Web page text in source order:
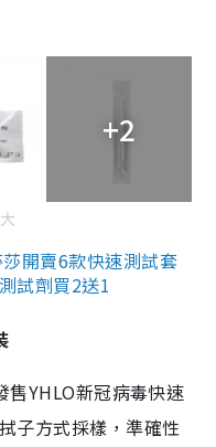
+2
開賣6款快速測試套
試劑買2送1
售YHLO新冠病毒快速
子方式採樣，準確性